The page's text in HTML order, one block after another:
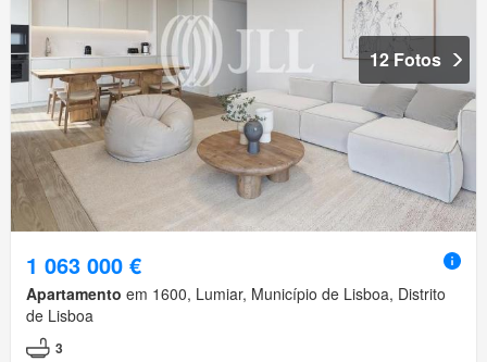
12 Fotos
1 063 000 €
Apartamento em 1600, Lumiar, Município de Lisboa, Distrito
de Lisboa
3